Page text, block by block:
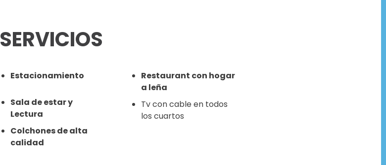
SERVICIOS
Estacionamiento
Sala de estar y
Lectura
Colchones de alta
calidad
Restaurant con hogar
a leña
Tv con cable en todos
los cuartos